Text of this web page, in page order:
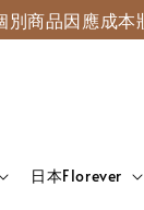
商品因應成本
日本Florever